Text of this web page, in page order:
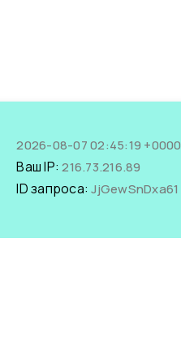
2026-08-07 02:45:19 +0000
Ваш IP:216.73.216.89
ID запроса:JjGewSnDxa61